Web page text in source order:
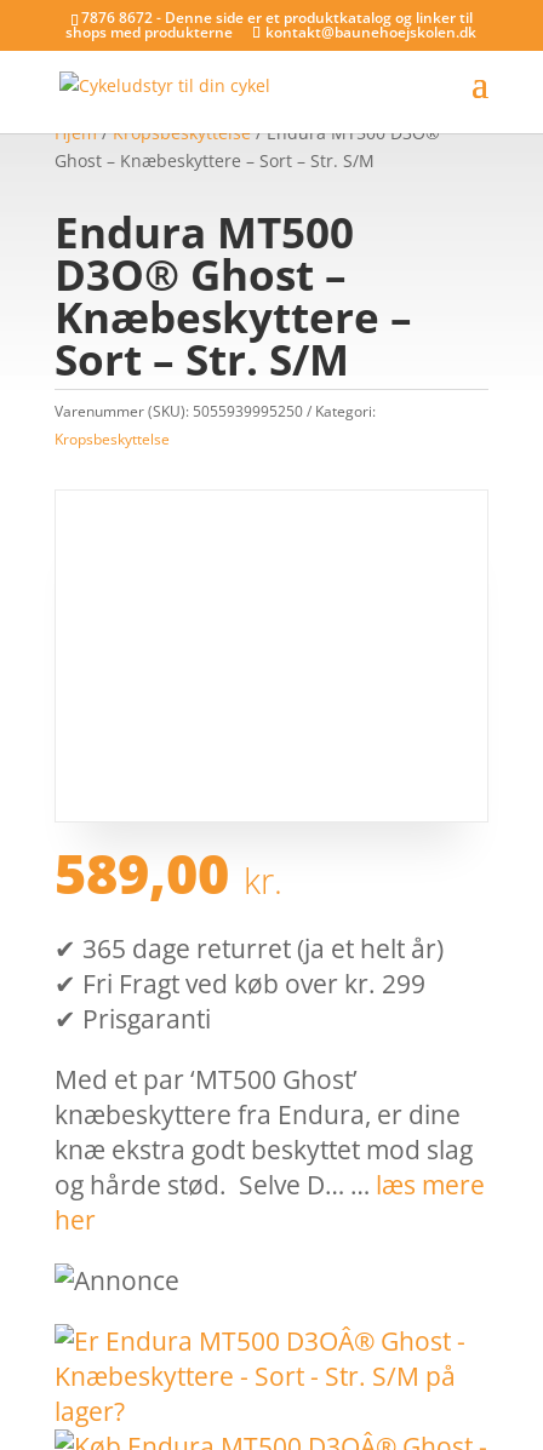
7876 8672 - Denne side er et produktkatalog og linker til
shops med produkterne kontakt@baunehoejskolen.dk
Hjem/Kropsbeskyttelse/ Endura MT500 D3O®
Ghost – Knæbeskyttere – Sort – Str. S/M
Endura MT500
D3O® Ghost –
Knæbeskyttere –
Sort – Str. S/M
Varenummer (SKU): 5055939995250
Kategori:
Kropsbeskyttelse
589,00 kr.
✔ 365 dage returret (ja et helt år)
✔ Fri Fragt ved køb over kr. 299
✔ Prisgaranti
Med et par ‘MT500 Ghost’
knæbeskyttere fra Endura, er dine
knæ ekstra godt beskyttet mod slag
og hårde stød. Selve D… … læs mere
her